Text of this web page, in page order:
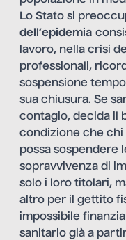
Lo Stato si
dell’epidemia
lavoro, nella crisi
professionali,
sospensione
sua chiusura. Se
contagio, decida il
condizione che
possa sospendere
sopravvivenza di
solo i loro titolari,
altro per il gettito
impossibile
sanitario già a